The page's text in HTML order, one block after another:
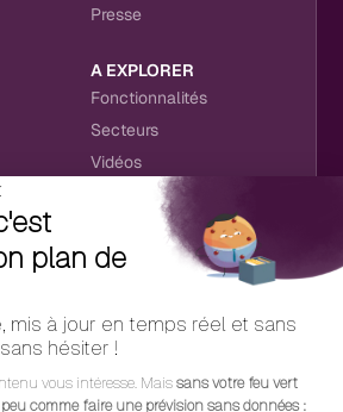
Presse
A EXPLORER
Fonctionnalités
Secteurs
Vidéos
RÉSEAUX SOCIAUX
Youtube
Instagram